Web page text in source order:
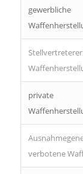
gewerbliche
private
verbotene